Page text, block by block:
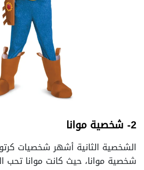
2- شخصية موانا
الشخصية الثانية أشهر شخصيات
شخصية موانا، حيث كانت موانا تحب